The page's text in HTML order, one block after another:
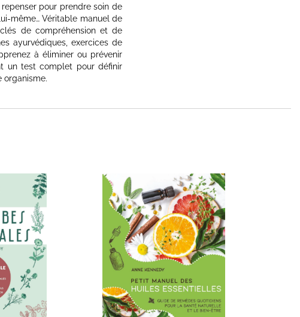
pour prendre soin de
même… Véritable manuel de
de compréhension et de
ayurvédiques, exercices de
à éliminer ou prévenir
un test complet pour définir
organisme.